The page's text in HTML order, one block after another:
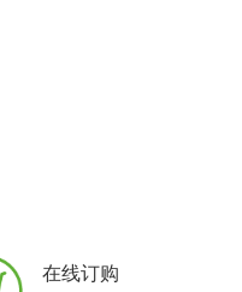
在线订购